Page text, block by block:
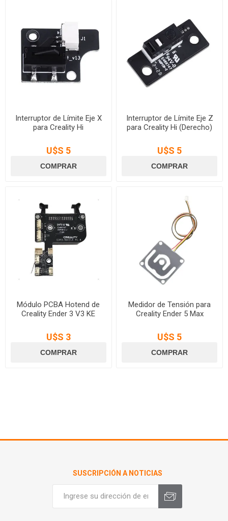
Interruptor de Límite Eje X
para Creality Hi
U$S 5
Interruptor de Límite Eje Z
para Creality Hi (Derecho)
U$S 5
Módulo PCBA Hotend de
Creality Ender 3 V3 KE
U$S 3
Medidor de Tensión para
Creality Ender 5 Max
U$S 5
SUSCRIPCIÓN A NOTICIAS